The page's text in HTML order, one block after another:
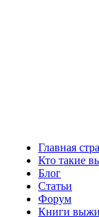
Главная
Кто такие
Блог
Статьи
Форум
Книги